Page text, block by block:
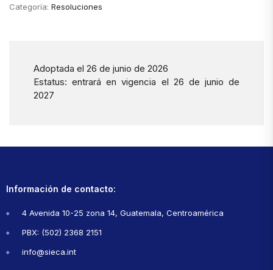
Categoría: Resoluciones
Adoptada el 26 de junio de 2026
Estatus: entrará en vigencia el 26 de junio de
2027
Información de contacto:
4 Avenida 10-25 zona 14, Guatemala, Centroamérica
PBX: (502) 2368 2151
info@sieca.int